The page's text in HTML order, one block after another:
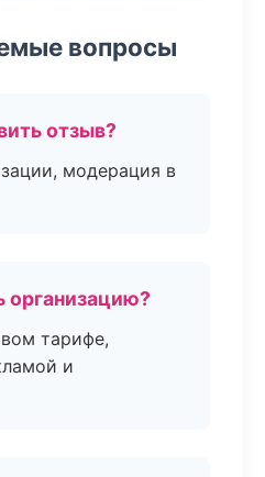
вопросы
отзыв?
модерация в
организацию?
тарифе,
и